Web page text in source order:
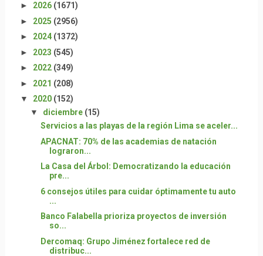
► 2026 (1671)
► 2025 (2956)
► 2024 (1372)
► 2023 (545)
► 2022 (349)
► 2021 (208)
▼ 2020 (152)
▼ diciembre (15)
Servicios a las playas de la región Lima se aceler...
APACNAT: 70% de las academias de natación
lograron...
La Casa del Árbol: Democratizando la educación
pre...
6 consejos útiles para cuidar óptimamente tu auto
...
Banco Falabella prioriza proyectos de inversión
so...
Dercomaq: Grupo Jiménez fortalece red de
distribuc...